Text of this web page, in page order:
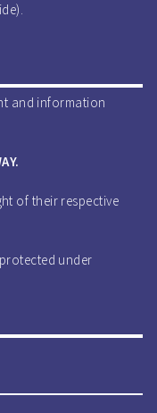
and information
of their respective
under